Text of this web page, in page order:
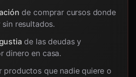
de comprar cursos donde
resultados.
de las deudas y
dinero en casa.
productos que nadie quiere o